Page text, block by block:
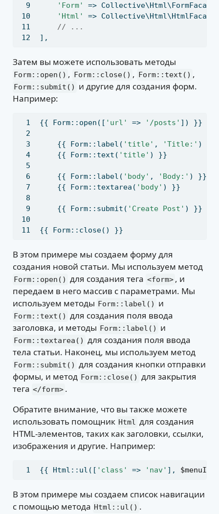
'Form'
=>
'Html'
=>
// ...
] ,
Затем вы можете использовать методы
Form::open() , Form::close() , Form::text() ,
Form::submit()
и другие для создания форм.
Например:
{{ Form::open([ 'url' => '/posts' ]) }}
    {{ Form::label(
'title' , 'Title:' ) }}
    {{ Form::text(
'title' ) }}
    {{ Form::label(
'body' , 'Body:' ) }}
    {{ Form::textarea(
'body' ) }}
    {{ Form::submit(
'Create Post' ) }}
{{ Form::close() }}
В этом примере мы создаем форму для
создания новой статьи. Мы используем метод
Form::open() для создания тега <form> , и
передаем в него массив с параметрами. Мы
используем методы Form::label() и
Form::text() для создания поля ввода
заголовка, и методы Form::label() и
Form::textarea() для создания поля ввода
тела статьи. Наконец, мы используем метод
Form::submit() для создания кнопки отправки
формы, и метод Form::close() для закрытия
тега </form> .
Обратите внимание, что вы также можете
использовать помощник Html для создания
HTML-элементов, таких как заголовки, ссылки,
изображения и другие. Например:
{{ Html::ul([ 'class' => 'nav' ] ,
В этом примере мы создаем список навигации
с помощью метода Html::ul() .